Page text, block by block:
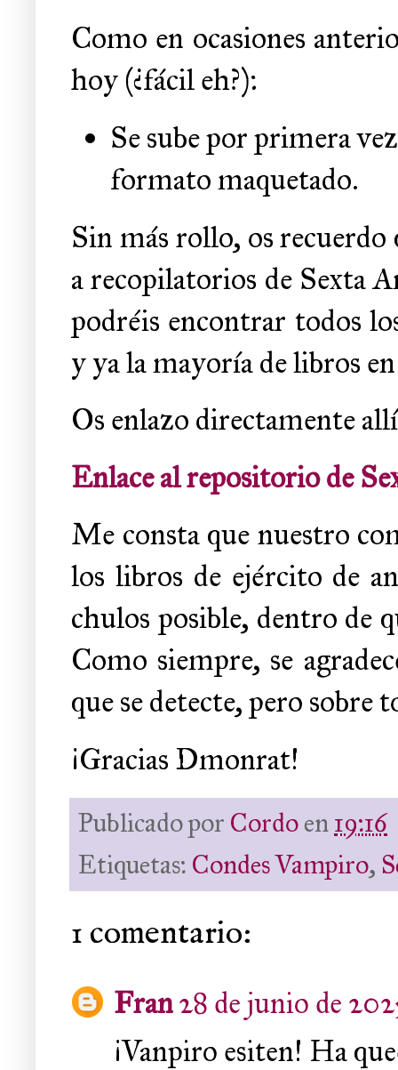
Como en ocasiones
hoy (¿fácil eh?):
Se sube por primera
formato maquetado.
Sin más rollo, os recuerdo
a recopilatorios de Sexta
podréis encontrar todos
y ya la mayoría de libros
Os enlazo directamente
Enlace al repositorio de
Me consta que nuestro
los libros de ejército de
chulos posible, dentro de
Como siempre, se
que se detecte, pero sobre
¡Gracias Dmonrat!
Publicado por Cordoen19:16
Etiquetas: Condes Vampiro,
1 comentario:
Fran28 de junio de
¡Vanpiro esiten! Ha